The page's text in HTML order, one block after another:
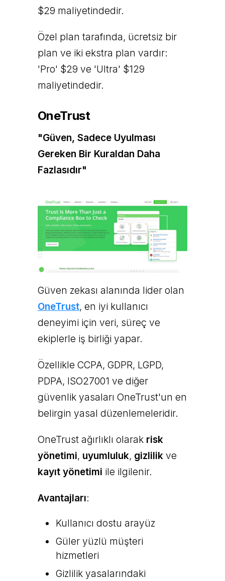
$29 maliyetindedir.
Özel plan tarafında, ücretsiz bir
plan ve iki ekstra plan vardır:
'Pro' $29 ve 'Ultra' $129
maliyetindedir.
OneTrust
"Güven, Sadece Uyulması
Gereken Bir Kuraldan Daha
Fazlasıdır"
Güven zekası alanında lider olan
OneTrust, en iyi kullanıcı
deneyimi için veri, süreç ve
ekiplerle iş birliği yapar.
Özellikle CCPA, GDPR, LGPD,
PDPA, ISO27001 ve diğer
güvenlik yasaları OneTrust'un en
belirgin yasal düzenlemeleridir.
OneTrust ağırlıklı olarak risk
yönetimi, uyumluluk, gizlilikve
kayıt yönetimi ile ilgilenir.
Avantajları:
Kullanıcı dostu arayüz
Güler yüzlü müşteri
hizmetleri
Gizlilik yasalarındaki